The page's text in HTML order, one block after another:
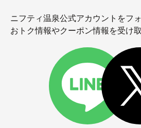
ニフティ温泉公式アカウントをフ
おトク情報やクーポン情報を受け